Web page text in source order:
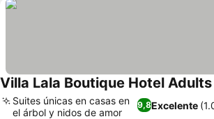
Villa Lala Boutique Hotel
9,8Excelente
Suites únicas en casas en
el árbol y nidos de amor